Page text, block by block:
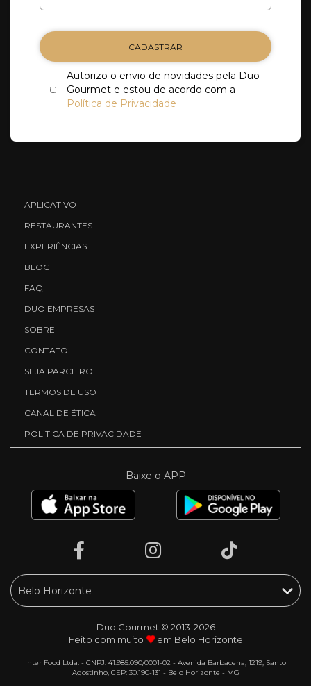
CADASTRAR
Autorizo o envio de novidades pela Duo
Gourmet e estou de acordo com a
Política de Privacidade
APLICATIVO
RESTAURANTES
EXPERIÊNCIAS
BLOG
FAQ
DUO EMPRESAS
SOBRE
CONTATO
SEJA PARCEIRO
TERMOS DE USO
CANAL DE ÉTICA
POLÍTICA DE PRIVACIDADE
Baixe o APP
Duo Gourmet © 2013-2026
Feito com muito
em Belo Horizonte
Inter Food Ltda. - CNPJ: 41.985.090/0001-02 - Avenida Barbacena, 1219, Santo
Agostinho, CEP: 30.190-131 - Belo Horizonte - MG